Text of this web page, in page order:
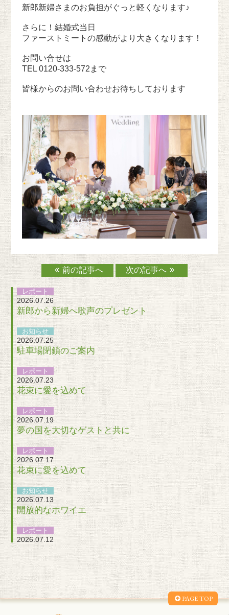
新郎新婦さまのお負担がぐっと軽くなります♪
さらに！結婚式当日
ファーストミートの感動がより大きくなります！
お問い合せは
TEL 0120-333-572まで
皆様からのお問い合わせお待ちしております
前の記事へ 次の記事へ
レポート
2026.07.26
新郎から新婦へ歌声のプレゼント
お知らせ
2026.07.25
駐車場閉鎖のご案内
レポート
2026.07.23
花束に愛を込めて
レポート
2026.07.19
夢の国を大切なゲストと共に
レポート
2026.07.17
花束に愛を込めて
お知らせ
2026.07.13
開放的なホワイエ
レポート
2026.07.12
ご縁が結ばれるのを願って
お知らせ
2026.07.12
おにぎりバイト
PAGE TOP